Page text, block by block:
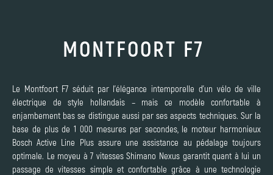
MONTFOORT F7
Le Montfoort F7 séduit par l’élégance intemporelle d’un vélo de ville
électrique de style hollandais – mais ce modèle confortable à
enjambement bas se distingue aussi par ses aspects techniques. Sur la
base de plus de 1 000 mesures par secondes, le moteur harmonieux
Bosch Active Line Plus assure une assistance au pédalage toujours
optimale. Le moyeu à 7 vitesses Shimano Nexus garantit quant à lui un
passage de vitesses simple et confortable grâce à une technologie